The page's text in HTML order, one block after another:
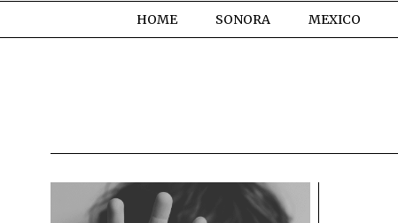
HOME SONORA MEXICO